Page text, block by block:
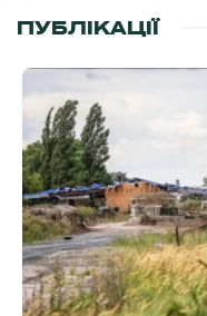
ПУБЛІКАЦІЇ